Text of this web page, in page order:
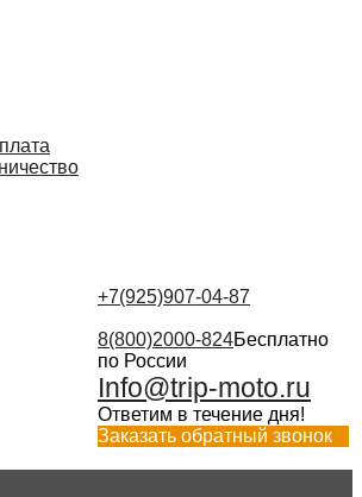
+7(925)907-04-87
8(800)2000-824Бесплатно
по России
Info@trip-moto.ru
Ответим в течение дня!
Заказать обратный звонок